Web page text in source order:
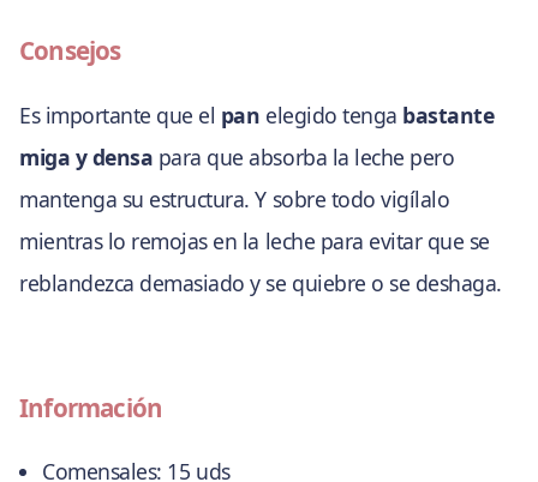
Consejos
Es importante que el pan elegido tenga bastante
miga y densa para que absorba la leche pero
mantenga su estructura. Y sobre todo vigílalo
mientras lo remojas en la leche para evitar que se
reblandezca demasiado y se quiebre o se deshaga.
Información
Comensales: 15 uds